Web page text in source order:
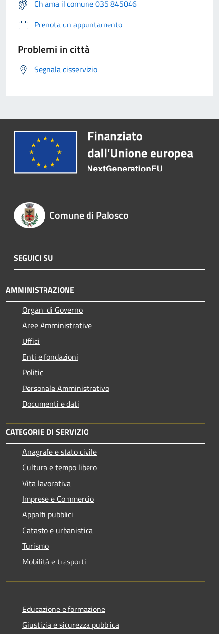
Chiama il comune 035 845046
Prenota un appuntamento
Problemi in città
Segnala disservizio
Comune di Palosco
SEGUICI SU
AMMINISTRAZIONE
Organi di Governo
Aree Amministrative
Uffici
Enti e fondazioni
Politici
Personale Amministrativo
Documenti e dati
CATEGORIE DI SERVIZIO
Anagrafe e stato civile
Cultura e tempo libero
Vita lavorativa
Imprese e Commercio
Appalti pubblici
Catasto e urbanistica
Turismo
Mobilità e trasporti
Educazione e formazione
Giustizia e sicurezza pubblica